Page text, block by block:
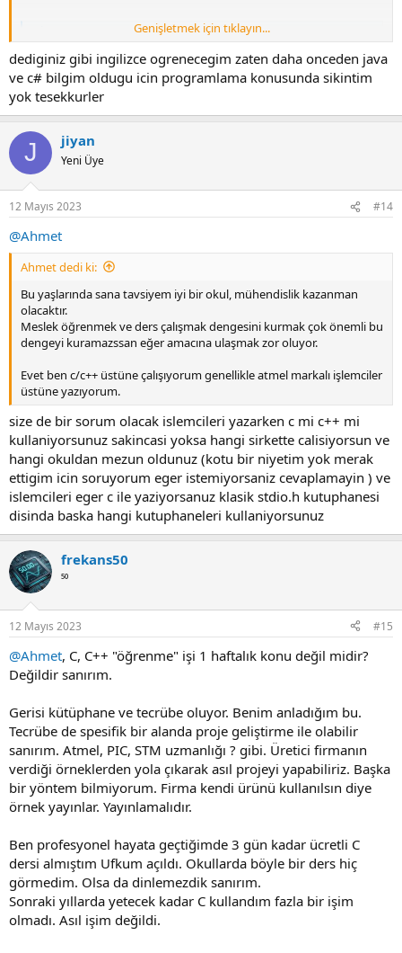
C İle Programlama : Paul Deitel, Harvey Deitel, Cemil Öz: Amazon.com.tr: Kitap
C İle Programlama : Paul Deitel, Harvey Deitel, Cemil Öz:
Amazon.com.tr: Kitap
www.amazon.com.tr
C++ İle Programlama : Paul Deitel, Harvey Deitel, Cemil Öz: Amazon.com.tr: Kitap
C++ İle Programlama : Paul Deitel, Harvey Deitel, Cemil Öz:
Amazon.com.tr: Kitap
www.amazon.com.tr
Genişletmek için tıklayın...
dediginiz gibi ingilizce ogrenecegim zaten daha onceden java
ve c# bilgim oldugu icin programlama konusunda sikintim
yok tesekkurler
J jiyan
Yeni Üye
12 Mayıs 2023 #14
@Ahmet
Ahmet dedi ki:
Bu yaşlarında sana tavsiyem iyi bir okul, mühendislik kazanman
olacaktır.
Meslek öğrenmek ve ders çalışmak dengesini kurmak çok önemli bu
dengeyi kuramazssan eğer amacına ulaşmak zor oluyor.
Evet ben c/c++ üstüne çalışıyorum genellikle atmel markalı işlemciler
üstüne yazıyorum.
size de bir sorum olacak islemcileri yazarken c mi c++ mi
kullaniyorsunuz sakincasi yoksa hangi sirkette calisiyorsun ve
hangi okuldan mezun oldunuz (kotu bir niyetim yok merak
ettigim icin soruyorum eger istemiyorsaniz cevaplamayin ) ve
islemcileri eger c ile yaziyorsanuz klasik stdio.h kutuphanesi
disinda baska hangi kutuphaneleri kullaniyorsunuz
frekans50
⁵⁰
12 Mayıs 2023 #15
@Ahmet, C, C++ "öğrenme" işi 1 haftalık konu değil midir?
Değildir sanırım.
Gerisi kütüphane ve tecrübe oluyor. Benim anladığım bu.
Tecrübe de spesifik bir alanda proje geliştirme ile olabilir
sanırım. Atmel, PIC, STM uzmanlığı ? gibi. Üretici firmanın
verdiği örneklerden yola çıkarak asıl projeyi yapabiliriz. Başka
bir yöntem bilmiyorum. Firma kendi ürünü kullanılsın diye
örnek yayınlar. Yayınlamalıdır.
Ben profesyonel hayata geçtiğimde 3 gün kadar ücretli C
dersi almıştım Ufkum açıldı. Okullarda böyle bir ders hiç
görmedim. Olsa da dinlemezdik sanırım.
Sonraki yıllarda yetecek kadar C kullandım fazla bir işim
olmadı. Asıl işim değildi.